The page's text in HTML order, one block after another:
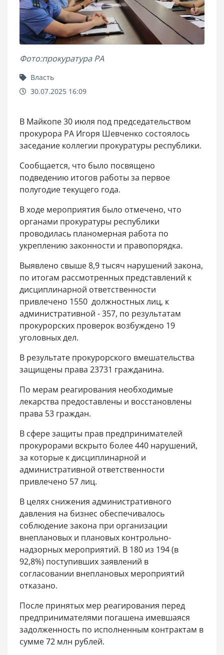
Фото:прокуратура РА
Власть
30.07.2025 16:09
В Майкопе 30 июля под председательством
прокурора РА Игоря Шевченко состоялось
заседание коллегии прокуратуры республики.
Сообщается, что было посвящено
подведению итогов работы за первое
полугодие текущего года.
В ходе мероприятия было отмечено, что
органами прокуратуры республики
проводилась планомерная работа по
укреплению законности и правопорядка.
Выявлено свыше 8,9 тысяч нарушений закона,
по итогам рассмотренных представлений к
дисциплинарной ответственности
привлечено 1550 должностных лиц, к
административной - 357, по результатам
прокурорских проверок возбуждено 19
уголовных дел.
В результате прокурорского вмешательства
защищены права 23731 гражданина.
По мерам реагирования необходимые
лекарства предоставлены и восстановлены
права 53 граждан.
В сфере защиты прав предпринимателей
прокурорами вскрыто более 440 нарушений,
за которые к дисциплинарной и
административной ответственности
привлечено 57 лиц.
В целях снижения административного
давления на бизнес обеспечивалось
соблюдение закона при организации
внеплановых и плановых контрольно-
надзорных мероприятий. В 180 из 194 (в
92,8%) поступивших заявлений в
согласовании внеплановых мероприятий
отказано.
После принятых мер реагирования перед
предпринимателями погашена имевшаяся
задолженность по исполненным контрактам в
сумме 72 млн рублей.